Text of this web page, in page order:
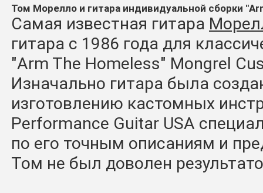
Том Морелло и гитара индивидуальной сборки
Самая известная гитара
гитара с 1986 года для
"Arm The Homeless" Mongrel
Изначально гитара была
изготовлению кастомных
Performance Guitar USA
по его точным описаниям и
Том не был доволен